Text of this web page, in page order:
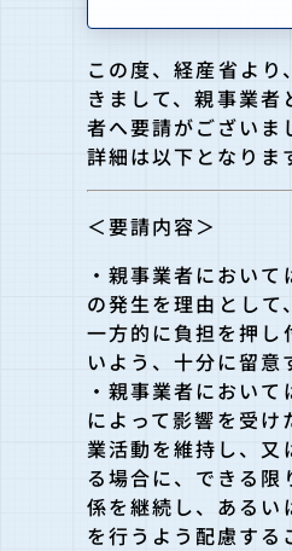
この度、経産省より
きまして、親事業者
者へ要請がございま
詳細は以下となりま
＜要請内容＞
・親事業者におい
の発生を理由として
一方的に負担を押し
いよう、十分に留意
・親事業者におい
によって影響を受け
業活動を維持し、又
る場合に、できる限
係を継続し、あるい
を行うよう配慮する